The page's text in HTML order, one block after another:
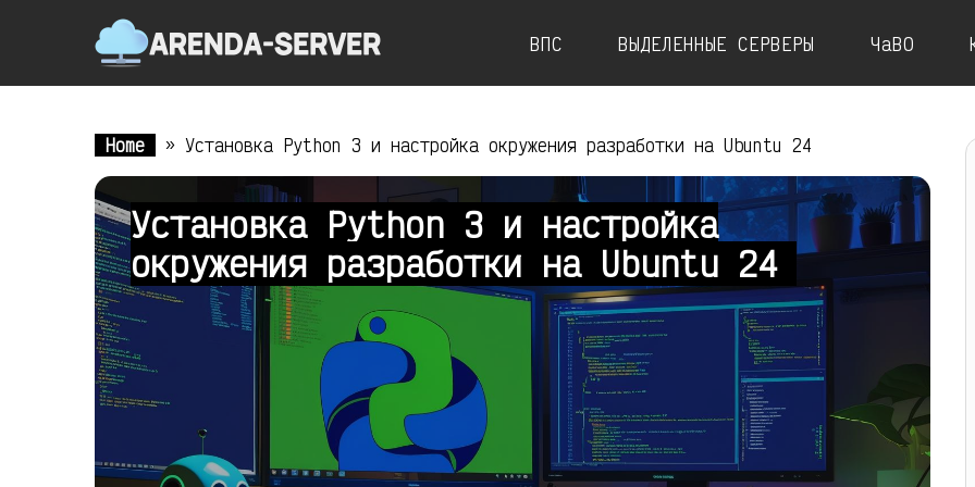
ВПС ВЫДЕЛЕННЫЕ СЕРВЕРЫ ЧаВО
Home » Установка Python 3 и настройка окружения разработки на Ubuntu 24
Установка Python 3 и настройка
окружения разработки на Ubuntu 24